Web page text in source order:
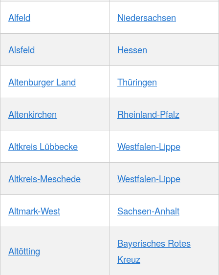
Alfeld Niedersachsen
Alsfeld Hessen
Altenburger Land Thüringen
Altenkirchen Rheinland-Pfalz
Altkreis Lübbecke Westfalen-Lippe
Altkreis-Meschede Westfalen-Lippe
Altmark-West Sachsen-Anhalt
Altötting
Bayerisches Rotes
Kreuz